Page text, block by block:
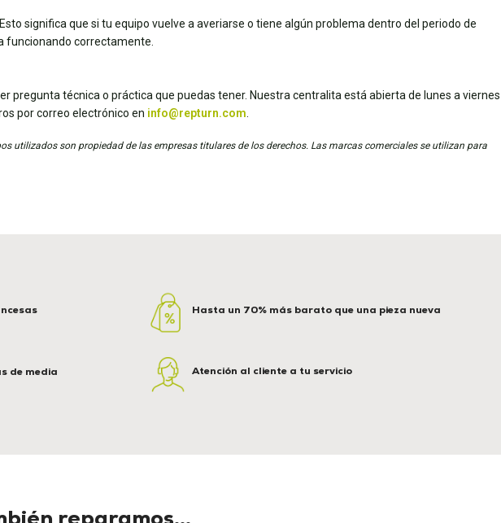
significa que si tu equipo vuelve a averiarse o tiene algún problema dentro del periodo de
funcionando correctamente.
pregunta técnica o práctica que puedas tener. Nuestra centralita está abierta de lunes a viernes
por correo electrónico en info@repturn.com
utilizados son propiedad de las empresas titulares de los derechos. Las marcas comerciales se utilizan para
de media
Hasta un 70% más barato que una pieza nueva
Atención al cliente a tu servicio